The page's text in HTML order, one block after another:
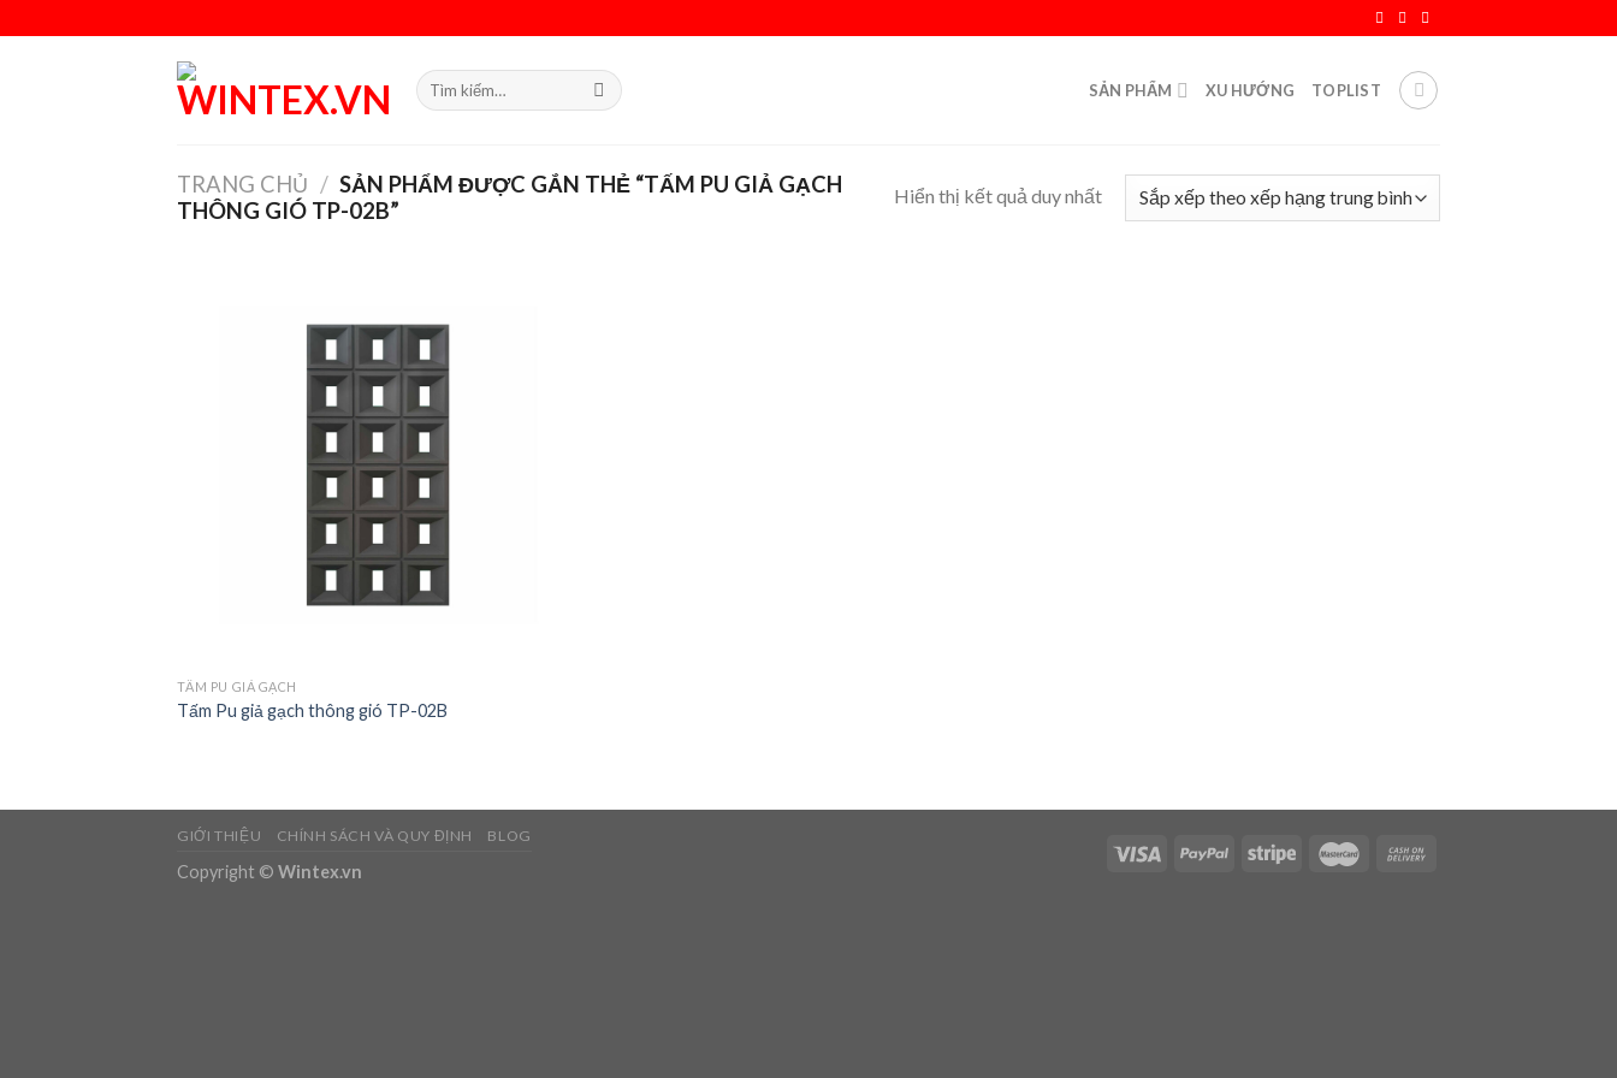
to
Tìm
kiếm:
SẢN PHẨM XU HƯỚNG TOPLIST
TRANG CHỦ / SẢN PHẨM ĐƯỢC GẮN THẺ “TẤM PU GIẢ GẠCH
THÔNG GIÓ TP-02B”
Hiển thị kết quả duy nhất
TẤM PU GIẢ GẠCH
Tấm Pu giả gạch thông gió TP-02B
GIỚI THIỆU CHÍNH SÁCH VÀ QUY ĐỊNH BLOG
Copyright © Wintex.vn